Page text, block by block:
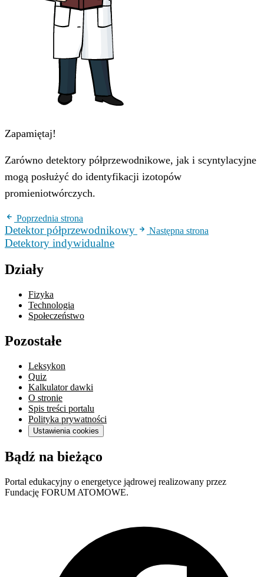
Zapamiętaj!
Zarówno detektory półprzewodnikowe, jak i scyntylacyjne
mogą posłużyć do identyfikacji izotopów
promieniotwórczych.
Poprzednia strona
Detektor półprzewodnikowy Następna strona
Detektory indywidualne
Działy
Fizyka
Technologia
Społeczeństwo
Pozostałe
Leksykon
Quiz
Kalkulator dawki
O stronie
Spis treści portalu
Polityka prywatności
Ustawienia cookies
Bądź na bieżąco
Portal edukacyjny o energetyce jądrowej realizowany przez
Fundację FORUM ATOMOWE.